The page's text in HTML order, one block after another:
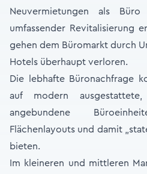
Neuvermietungen als
umfassender Revitalisierung
gehen dem Büromarkt durch
Hotels überhaupt verloren.
Die lebhafte Büronachfrage
auf modern
angebundene
Flächenlayouts und damit
bieten.
Im kleineren und mittleren